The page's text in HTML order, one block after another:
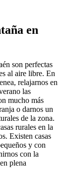
en
son perfectas
al aire libre. En
relajarnos en
las
mucho más
o darnos un
de la zona.
rurales en la
Existen casas
y con
con la
plena